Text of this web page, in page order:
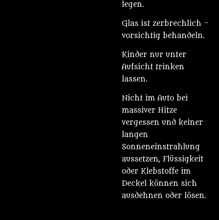
legen.
Glas ist zerbrechlich –
vorsichtig behandeln.
Kinder nur unter
Aufsicht trinken
lassen.
Nicht im Auto bei
massiver Hitze
vergessen und keiner
langen
Sonneneinstrahlung
aussetzen, Flüssigkeit
oder Klebstoffe im
Deckel können sich
ausdehnen oder lösen.